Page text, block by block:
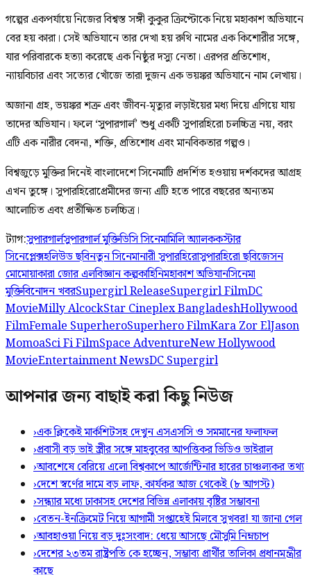
গল্পের একপর্যায়ে নিজের বিশ্বস্ত সঙ্গী কুকুর ক্রিপ্টোকে নিয়ে মহাকাশ অভিযানে
বের হয় কারা। সেই অভিযানে তার দেখা হয় রুথি নামের এক কিশোরীর সঙ্গে,
যার পরিবারকে হত্যা করেছে এক নিষ্ঠুর দস্যু নেতা। এরপর প্রতিশোধ,
ন্যায়বিচার এবং সত্যের খোঁজে তারা দুজন এক ভয়ঙ্কর অভিযানে নাম লেখায়।
অজানা গ্রহ, ভয়ঙ্কর শত্রু এবং জীবন-মৃত্যুর লড়াইয়ের মধ্য দিয়ে এগিয়ে যায়
তাদের অভিযান। ফলে ‘সুপারগার্ল’ শুধু একটি সুপারহিরো চলচ্চিত্র নয়, বরং
এটি এক নারীর বেদনা, শক্তি, প্রতিশোধ এবং মানবিকতার গল্পও।
বিশ্বজুড়ে মুক্তির দিনেই বাংলাদেশে সিনেমাটি প্রদর্শিত হওয়ায় দর্শকদের আগ্রহ
এখন তুঙ্গে। সুপারহিরোপ্রেমীদের জন্য এটি হতে পারে বছরের অন্যতম
আলোচিত এবং প্রতীক্ষিত চলচ্চিত্র।
ট্যাগ:সুপারগার্লসুপারগার্ল মুক্তিডিসি সিনেমামিলি অ্যালককস্টার
সিনেপ্লেক্সহলিউড ছবিনতুন সিনেমানারী সুপারহিরোসুপারহিরো ছবিজেসন
মোমোয়াকারা জোর এলবিজ্ঞান কল্পকাহিনিমহাকাশ অভিযানসিনেমা
মুক্তিবিনোদন খবরSupergirl ReleaseSupergirl FilmDC
MovieMilly AlcockStar Cineplex BangladeshHollywood
FilmFemale SuperheroSuperhero FilmKara Zor ElJason
MomoaSci Fi FilmSpace AdventureNew Hollywood
MovieEntertainment NewsDC Supergirl
আপনার জন্য বাছাই করা কিছু নিউজ
›এক ক্লিকেই মার্কশিটসহ দেখুন এসএসসি ও সমমানের ফলাফল
›প্রবাসী বড় ভাই স্ত্রীর সঙ্গে মাহবুবের আপত্তিকর ভিডিও ভাইরাল ​
›আবশেষে বেরিয়ে এলো বিশ্বকাপে আর্জেন্টিনার হারের চাঞ্চল্যকর তথ্য
›দেশে স্বর্ণের দামে বড় লাফ, কার্যকর আজ থেকেই (৮ আগস্ট)
›সন্ধ্যার মধ্যে ঢাকাসহ দেশের বিভিন্ন এলাকায় বৃষ্টির সম্ভাবনা
›বেতন-ইনক্রিমেট নিয়ে আগামী সপ্তাহেই মিলবে সুখবর! যা জানা গেল
›আবহাওয়া নিয়ে বড় দুঃসংবাদ: ধেয়ে আসছে মৌসুমি নিম্নচাপ
›দেশের ২৩তম রাষ্ট্রপতি কে হচ্ছেন, সম্ভাব্য প্রার্থীর তালিকা প্রধানমন্ত্রীর
কাছে